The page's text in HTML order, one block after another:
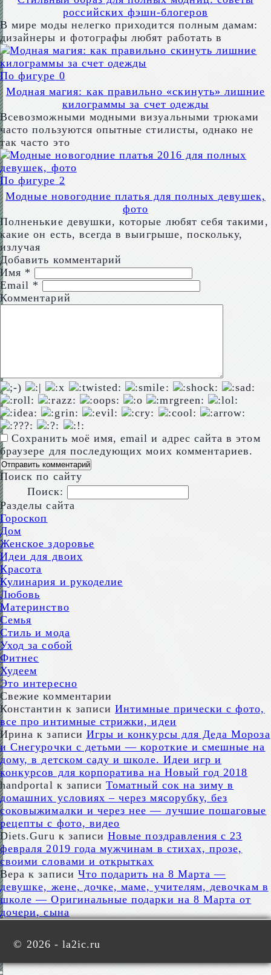
российских фэшн-блогеров
В мире моды нелегко приходится полным дамам:
дизайнеры и фотографы любят работать в
По фигуре 0
Модная магия: как правильно «скинуть» лишние
килограммы за счет одежды
Всевозможными модными визуальными трюками
часто пользуются опытные стилисты, однако не
так часто это
По фигуре 2
Модные новогодние платья для полных девушек,
фото
Полненькие девушки, которые любят себя такими,
какие он есть, всегда в выигрыше, поскольку,
излучая
Добавить комментарий
Имя *
Email *
Комментарий
Сохранить моё имя, email и адрес сайта в этом
браузере для последующих моих комментариев.
Поиск по сайту
Поиск:
Разделы сайта
Гороскоп
Дом
Женское здоровье
Идеи для двоих
Красота
Кулинария и рукоделие
Любовь
Материнство
Семья
Стиль и мода
Уход за собой
Фитнес
Худеем
Это интересно
Свежие комментарии
Константин к записиИнтимные прически с фото,
все про интимные стрижки, идеи
Ирина к записи Игры и конкурсы для Деда Мороза
и Снегурочки с детьми — короткие и смешные на
дому, в детском саду и школе. Идеи игр и
конкурсов для корпоратива на Новый год 2018
handportal к записиТоматный сок на зиму в
домашних условиях – через мясорубку, без
соковыжималки и через нее — лучшие пошаговые
рецепты с фото, видео
Diets.Guru к записиНовые поздравления с 23
февраля 2019 года мужчинам в стихах, прозе,
своими словами и открытках
Вера к записи Что подарить на 8 Марта —
девушке, жене, дочке, маме, учителям, девочкам в
школе — Оригинальные подарки на 8 Марта от
дочери, сына
© 2026 - la2ic.ru